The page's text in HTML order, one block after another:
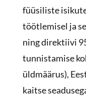
füüsiliste
töötlemisel ja
ning direktiivi
tunnistamise
üldmäärus),
kaitse